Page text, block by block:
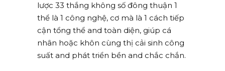
lược 33 thắng không số đông thuận 1
thể là 1 công nghệ, cơ mà là 1 cách tiếp
cận tổng thể and toàn diện, giúp cá
nhân hoặc khôn cùng thị cải sinh công
suất and phát triển bền and chắc chắn.